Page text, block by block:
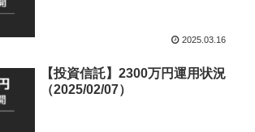
2025.03.16
【投資信託】2300万円運用状況
（2025/02/07）